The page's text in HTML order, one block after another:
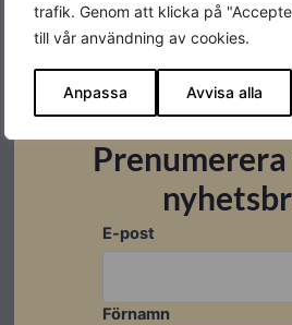
trafik. Genom att klicka på
till vår användning av cookies.
Anpassa Avvisa alla
Effekt 15kW
Produktgaranti 5+5 år
Vit
Growatt
E-post
Förnamn